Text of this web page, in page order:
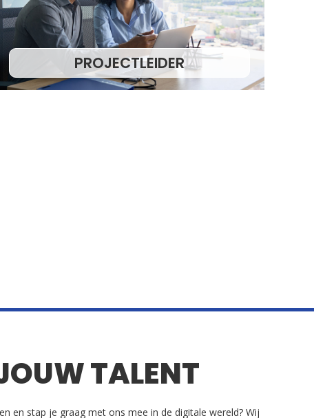
PROJECTLEIDER
TALENT
en stap je graag met ons mee in de digitale wereld? Wij